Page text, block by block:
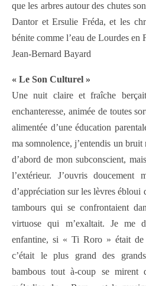
que les arbres autour des chutes
Dantor et Ersulie Fréda, et les
bénite comme l’eau de Lourdes en
Jean-Bernard Bayard
« Le Son Culturel »
Une nuit claire et fraîche
enchanteresse, animée de toutes
alimentée d’une éducation
ma somnolence, j’entendis un
d’abord de mon subconscient,
l’extérieur. J’ouvris
d’appréciation sur les lèvres ébloui
tambours qui se confrontaient
virtuose qui m’exaltait. Je me
enfantine, si « Ti Roro » était de
c’était le plus grand des
bambous tout à-coup se mirent